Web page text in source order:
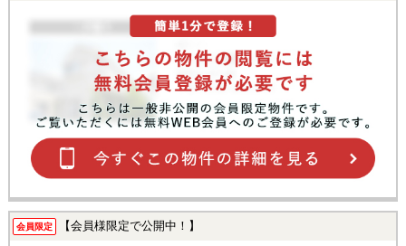
会員限定 【会員様限定で公開中！】